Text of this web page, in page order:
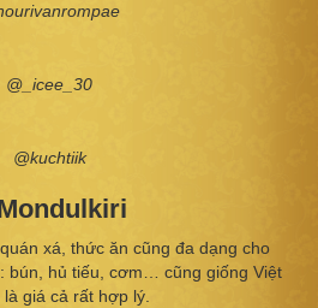
@_icee_30
@kuchtiik
xá, thức ăn cũng đa dạng cho
bún, hủ tiếu, cơm… cũng giống Việt
giá cả rất hợp lý.